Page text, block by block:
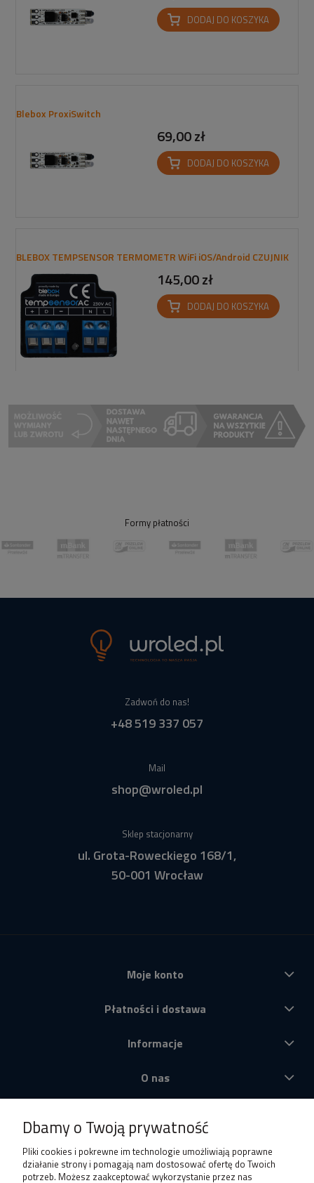
DODAJ DO KOSZYKA
Blebox ProxiSwitch
69,00 zł
DODAJ DO KOSZYKA
BLEBOX TEMPSENSOR TERMOMETR WiFi iOS/Android CZUJNIK
145,00 zł
DODAJ DO KOSZYKA
Formy płatności
Zadwoń do nas!
+48 519 337 057
Mail
shop@wroled.pl
Sklep stacjonarny
ul. Grota-Roweckiego 168/1,
50-001 Wrocław
Moje konto
Płatności i dostawa
Informacje
O nas
Dbamy o Twoją prywatność
Pliki cookies i pokrewne im technologie umożliwiają poprawne
działanie strony i pomagają nam dostosować ofertę do Twoich
potrzeb. Możesz zaakceptować wykorzystanie przez nas